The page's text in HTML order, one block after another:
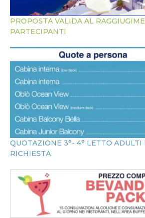
PROPOSTA VALIDA AL
PARTECIPANTI
QUOTAZIONE 3°- 4° LETTO ADULTI
RICHIESTA